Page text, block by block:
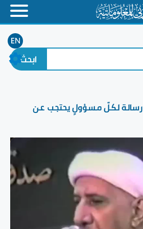
EN
رسالة لكلّ مسؤولٍ يحتجب عن